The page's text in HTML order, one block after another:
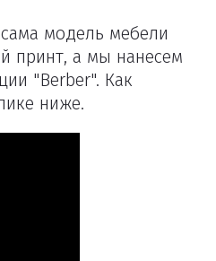
модель мебели
принт, а мы нанесем
"Berber". Как
ниже.